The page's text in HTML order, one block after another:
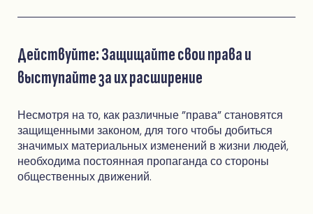
Действуйте: Защищайте свои права и
выступайте за их расширение
Несмотря на то, как различные "права" становятся
защищенными законом, для того чтобы добиться
значимых материальных изменений в жизни людей,
необходима постоянная пропаганда со стороны
общественных движений.